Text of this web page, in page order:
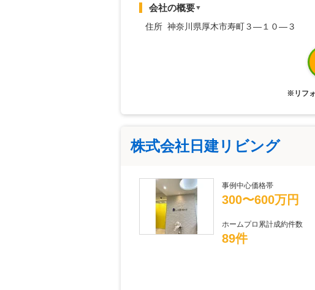
会社の概要▼
住所 神奈川県厚木市寿町３―１０―３
※リフ
株式会社日建リビング
事例中心価格帯
300〜600万円
ホームプロ累計成約件数
89件